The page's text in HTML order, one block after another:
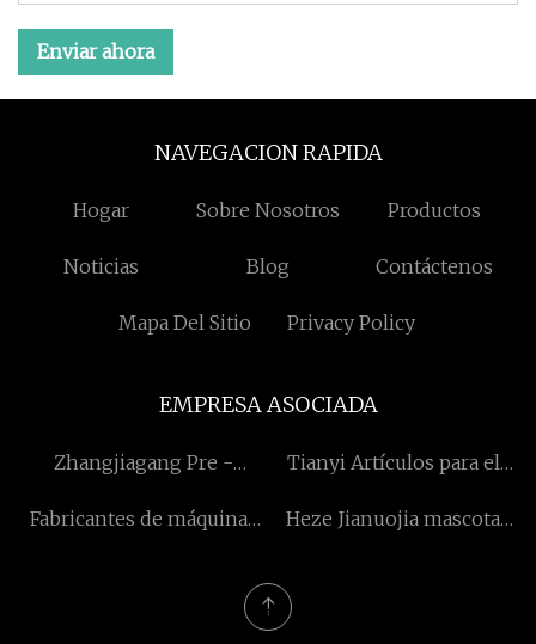
Enviar ahora
NAVEGACION RAPIDA
Hogar Sobre Nosotros Productos
Noticias Blog Contáctenos
Mapa Del Sitio Privacy Policy
EMPRESA ASOCIADA
Zhangjiagang Pre -
Comercio Co., Limitado
Tianyi Artículos para el
Fabricantes de máquinas
Heze Jianuojia mascota